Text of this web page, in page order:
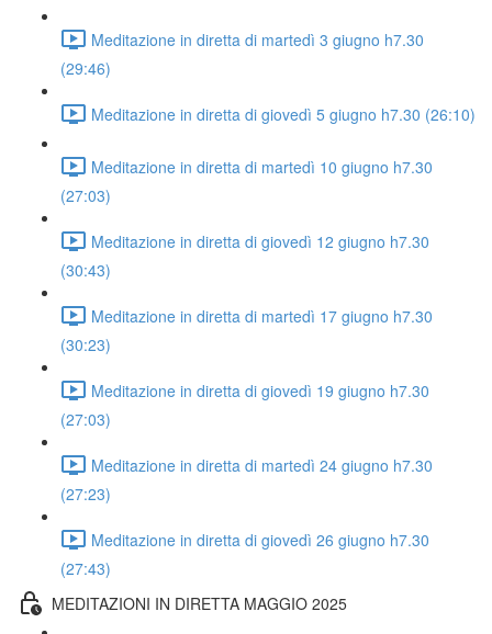
Meditazione in diretta di martedì 3 giugno h7.30
(29:46)
Meditazione in diretta di giovedì 5 giugno h7.30 (26:10)
Meditazione in diretta di martedì 10 giugno h7.30
(27:03)
Meditazione in diretta di giovedì 12 giugno h7.30
(30:43)
Meditazione in diretta di martedì 17 giugno h7.30
(30:23)
Meditazione in diretta di giovedì 19 giugno h7.30
(27:03)
Meditazione in diretta di martedì 24 giugno h7.30
(27:23)
Meditazione in diretta di giovedì 26 giugno h7.30
(27:43)
MEDITAZIONI IN DIRETTA MAGGIO 2025